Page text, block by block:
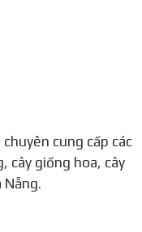
chuyên cung cấp các
cây giống hoa, cây